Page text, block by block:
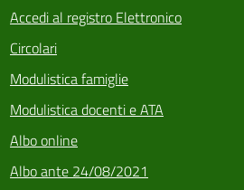
Accedi al registro Elettronico
Circolari
Modulistica famiglie
Modulistica docenti e ATA
Albo online
Albo ante 24/08/2021